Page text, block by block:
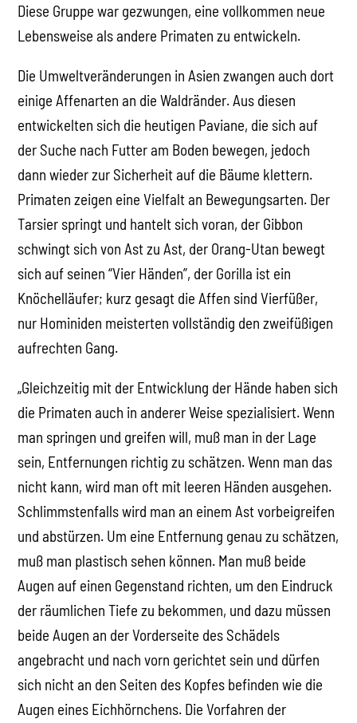
Diese Gruppe war gezwungen, eine vollkommen neue
Lebensweise als andere Primaten zu entwickeln.
Die Umweltveränderungen in Asien zwangen auch dort
einige Affenarten an die Waldränder. Aus diesen
entwickelten sich die heutigen Paviane, die sich auf
der Suche nach Futter am Boden bewegen, jedoch
dann wieder zur Sicherheit auf die Bäume klettern.
Primaten zeigen eine Vielfalt an Bewegungsarten. Der
Tarsier springt und hantelt sich voran, der Gibbon
schwingt sich von Ast zu Ast, der Orang-Utan bewegt
sich auf seinen “Vier Händen”, der Gorilla ist ein
Knöchelläufer; kurz gesagt die Affen sind Vierfüßer,
nur Hominiden meisterten vollständig den zweifüßigen
aufrechten Gang.
„Gleichzeitig mit der Entwicklung der Hände haben sich
die Primaten auch in anderer Weise spezialisiert. Wenn
man springen und greifen will, muß man in der Lage
sein, Entfernungen richtig zu schätzen. Wenn man das
nicht kann, wird man oft mit leeren Händen ausgehen.
Schlimmstenfalls wird man an einem Ast vorbeigreifen
und abstürzen. Um eine Entfernung genau zu schätzen,
muß man plastisch sehen können. Man muß beide
Augen auf einen Gegenstand richten, um den Eindruck
der räumlichen Tiefe zu bekommen, und dazu müssen
beide Augen an der Vorderseite des Schädels
angebracht und nach vorn gerichtet sein und dürfen
sich nicht an den Seiten des Kopfes befinden wie die
Augen eines Eichhörnchens. Die Vorfahren der